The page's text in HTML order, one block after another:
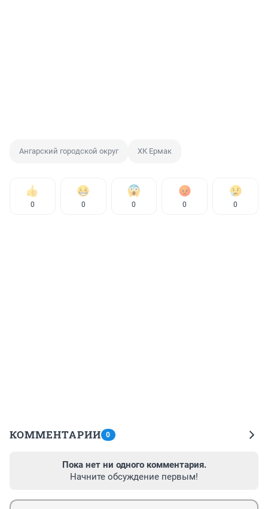
Ангарский городской округ ХК Ермак
0 0 0 0 0
КОММЕНТАРИИ 0
Пока нет ни одного комментария.
Начните обсуждение первым!